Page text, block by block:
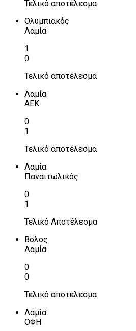
Τελικό αποτέλεσμα
Ολυμπιακός
Λαμία
1
0
Τελικό αποτέλεσμα
Λαμία
ΑΕΚ
0
1
Τελικό αποτέλεσμα
Λαμία
Παναιτωλικός
0
1
Τελικό Αποτέλεσμα
Βόλος
Λαμία
0
0
Τελικό αποτέλεσμα
Λαμία
ΟΦΗ